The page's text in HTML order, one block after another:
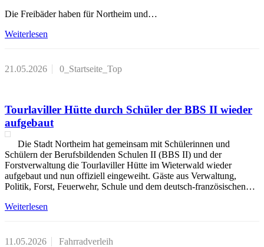
Die Freibäder haben für Northeim und…
Weiterlesen
21.05.2026 0_Startseite_Top
Tourlaviller Hütte durch Schüler der BBS II wieder
aufgebaut
Die Stadt Northeim hat gemeinsam mit Schülerinnen und
Schülern der Berufsbildenden Schulen II (BBS II) und der
Forstverwaltung die Tourlaviller Hütte im Wieterwald wieder
aufgebaut und nun offiziell eingeweiht. Gäste aus Verwaltung,
Politik, Forst, Feuerwehr, Schule und dem deutsch-französischen…
Weiterlesen
11.05.2026 Fahrradverleih